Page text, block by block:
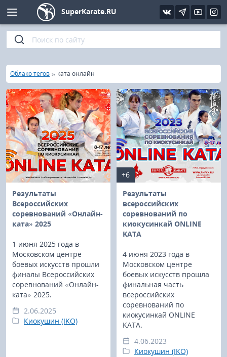
SuperKarate.RU
Главная
»
Облако тегов » ката онлайн
Результаты
Всероссийских
соревнований «Онлайн-
ката» 2025
1 июня 2025 года в
Московском центре
боевых искусств прошли
финалы Всероссийских
соревнований «Онлайн-
ката» 2025.
2.06.2025
Киокушин (IKO)
+6
Результаты
всероссийских
соревнований по
киокусинкай ONLINE
KATA
4 июня 2023 года в
Московском центре
боевых искусств прошла
финальная часть
всероссийских
соревнований по
киокусинкай ONLINE
KATA.
4.06.2023
Киокушин (IKO)
Киокушинкай
Кёкусин (IFK)
Шинкиокушинкай
Кекусин-кан
Кикбоксинг и K-1
Бокс
UFC и MMA
Муай тай
Фото
Видео
Интервью
Статьи
Уроки каратэ
Файлы
Библиотека